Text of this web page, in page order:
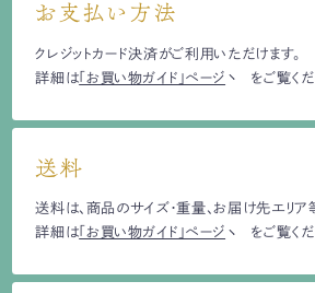
お支払い方法
クレジットカード決済がご利用いただけます。
詳細は「お買い物ガイド」ページ をご覧くだ
送料
送料は、商品のサイズ・重量、お届け先エリア
詳細は 「お買い物ガイド」ページ をご覧くだ